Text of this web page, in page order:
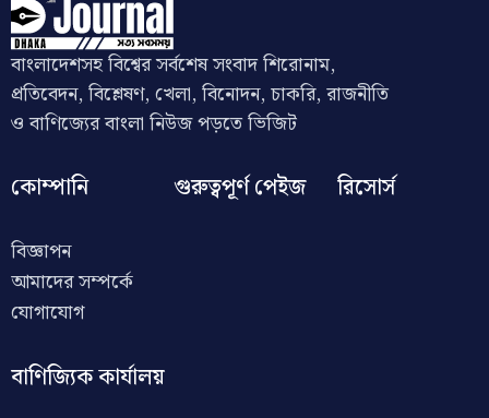
বাংলাদেশসহ বিশ্বের সর্বশেষ সংবাদ শিরোনাম,
প্রতিবেদন, বিশ্লেষণ, খেলা, বিনোদন, চাকরি, রাজনীতি
ও বাণিজ্যের বাংলা নিউজ পড়তে ভিজিট
কোম্পানি
বিজ্ঞাপন
আমাদের সম্পর্কে
যোগাযোগ
গুরুত্বপূর্ণ পেইজ রিসোর্স
বাণিজ্যিক কার্যালয়